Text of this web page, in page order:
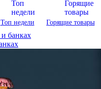
Топ недели Горящие товары